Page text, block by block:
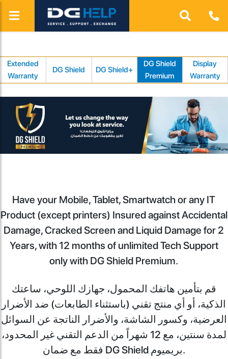
Extended
Warranty
DG Shield DG Shield+
DG Shield
Premium
Display
Warranty
Have your Mobile, Tablet, Smartwatch or any IT
Product (except printers) Insured against Accidental
Damage, Cracked Screen and Liquid Damage for 2
Years, with 12 months of unlimited Tech Support
only with DG Shield Premium.
قم بتأمين هاتفك المحمول، جهازك اللوحي، ساعتك
الذكية، أو أي منتج تقني (باستثناء الطابعات) ضد الأضرار
العرضية، وكسور الشاشة، والأضرار الناتجة عن السوائل
لمدة سنتين، مع 12 شهراً من الدعم التقني غير المحدود،
فقط مع ضمان DG Shield بريميوم.